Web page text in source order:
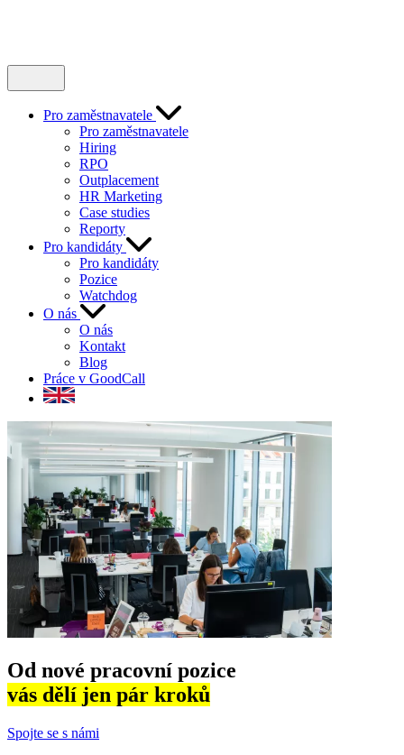
Pro zaměstnavatele
Pro zaměstnavatele
Hiring
RPO
Outplacement
HR Marketing
Case studies
Reporty
Pro kandidáty
Pro kandidáty
Pozice
Watchdog
O nás
O nás
Kontakt
Blog
Práce v GoodCall
Od nové pracovní pozice
vás dělí jen pár kroků
Spojte se s námi